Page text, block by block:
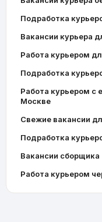
Подработка
Вакансии курьера
Работа курьером
Подработка
Работа курьером
Москве
Свежие вакансии
Подработка
Вакансии сборщика
Работа курьером